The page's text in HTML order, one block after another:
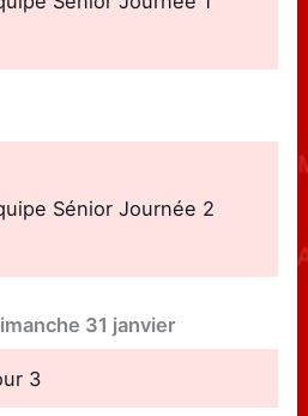
Sénior Journée 2
31 janvier
3